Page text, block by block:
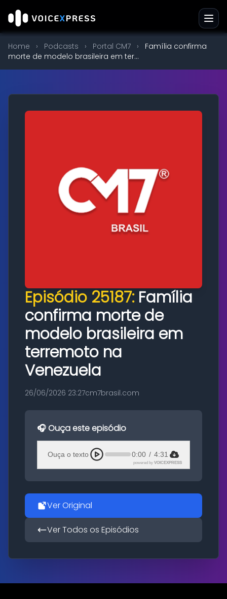
Home › Podcasts › Portal CM7 ›
Família confirma
morte de modelo brasileira em ter...
Episódio 25187: Família
confirma morte de
modelo brasileira em
terremoto na
Venezuela
26/06/2026 23:27cm7brasil.com
🎧 Ouça este episódio
Ouça o texto 0:00 / 4:31
powered by VOICEXPRESS
Ver Original
Ver Todos os Episódios